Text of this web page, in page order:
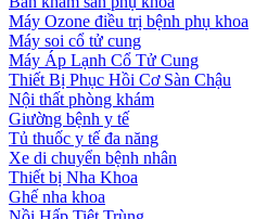
Máy Ozone điều trị bệnh phụ khoa
Máy soi cổ tử cung
Máy Áp Lạnh Cổ Tử Cung
Thiết Bị Phục Hồi Cơ Sàn Chậu
Nội thất phòng khám
Giường bệnh y tế
Tủ thuốc y tế đa năng
Xe di chuyển bệnh nhân
Thiết bị Nha Khoa
Ghế nha khoa